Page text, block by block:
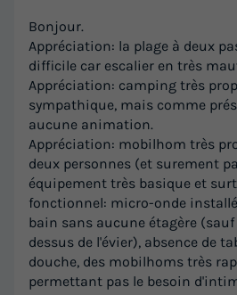
Bonjour.
Appréciation: la plage à deux
difficile car escalier en très
Appréciation: camping très
sympathique, mais comme
aucune animation.
Appréciation: mobilhom très
deux personnes (et surement
équipement très basique et
fonctionnel: micro-onde
bain sans aucune étagère
dessus de l'évier), absence de
douche, des mobilhoms très
permettant pas le besoin